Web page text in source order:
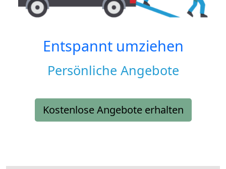
Entspannt umziehen
Persönliche Angebote
Kostenlose Angebote erhalten